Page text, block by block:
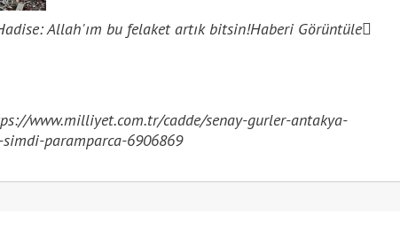
Allah'ım bu felaket artık bitsin!Haberi Görüntüle
www.milliyet.com.tr/cadde/senay-gurler-antakya-
paramparca-6906869